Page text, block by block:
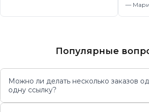
—
Популярные
Можно ли делать несколько заказов
одну ссылку?